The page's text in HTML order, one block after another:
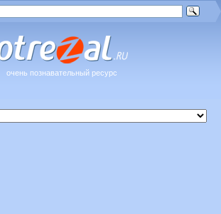
очень познавательный ресурс